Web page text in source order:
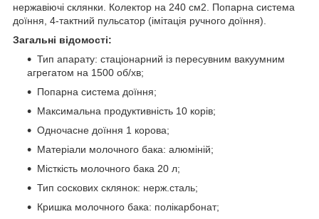
нержавіючі склянки. Колектор на 240 см2. Попарна система
доїння, 4-тактний пульсатор (імітація ручного доїння).
Загальні відомості:
Тип апарату: стаціонарний із пересувним вакуумним
агрегатом на 1500 об/хв;
Попарна система доїння;
Максимальна продуктивність 10 корів;
Одночасне доїння 1 корова;
Матеріали молочного бака: алюміній;
Місткість молочного бака 20 л;
Тип соскових склянок: нерж.сталь;
Кришка молочного бака: полікарбонат;